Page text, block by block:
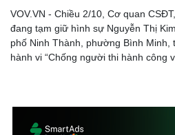
VOV.VN - Chiều 2/10, Cơ quan
đang tạm giữ hình sự Nguyễn Thị
phố Ninh Thành, phường Bình Minh,
hành vi “Chống người thi hành công